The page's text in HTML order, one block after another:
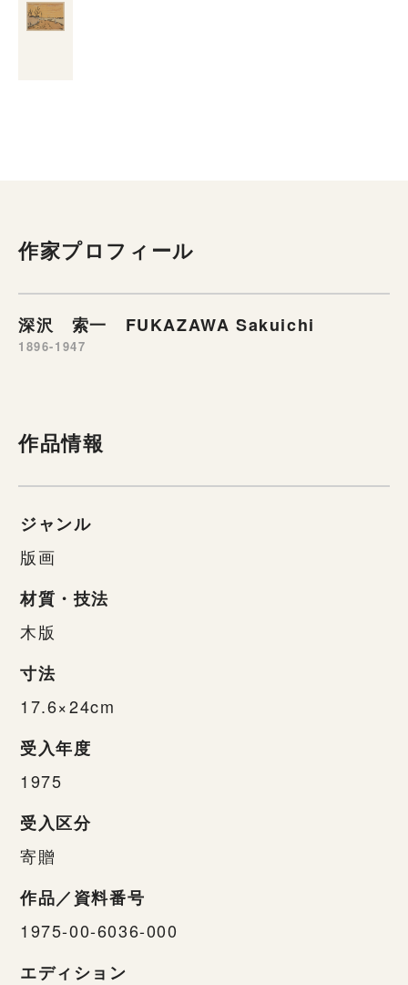
作家プロフィール
深沢 索一 FUKAZAWA Sakuichi
1896-1947
作品情報
ジャンル
版画
材質・技法
木版
寸法
17.6×24cm
受入年度
1975
受入区分
寄贈
作品／資料番号
1975-00-6036-000
エディション